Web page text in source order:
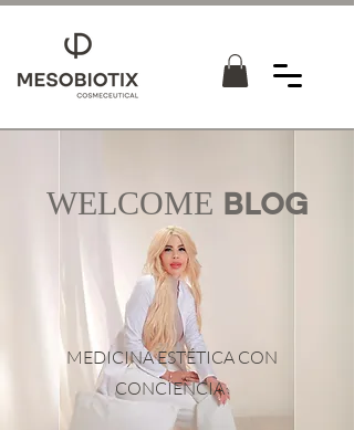
WELCOME BLOG
MEDICINA ESTÉTICA CON
CONCIENCIA